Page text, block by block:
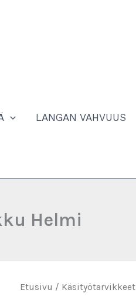
LANGAN VAHVUUS
Helmi
Etusivu / Käsityötarvikkeet
Käsityölaukku